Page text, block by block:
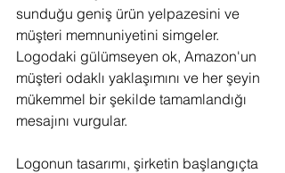
sunduğu geniş ürün yelpazesini ve
müşteri memnuniyetini simgeler.
Logodaki gülümseyen ok, Amazon'un
müşteri odaklı yaklaşımını ve her şeyin
mükemmel bir şekilde tamamlandığı
mesajını vurgular.
Logonun tasarımı, şirketin başlangıçta